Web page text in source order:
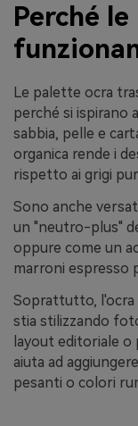
Perché
Le palette ocra
perché si ispirano
sabbia, pelle e
organica rende i
rispetto ai grigi
Sono anche
un "neutro-plus"
oppure come un
marroni espresso
Soprattutto, l'ocra
stia stilizzando
layout editoriale
aiuta ad
pesanti o colori